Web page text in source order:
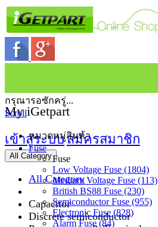
My iGetpart
เข้าสู่ระบบสมัครสมาชิก
All Category
All Category
Capacitor
Discrete semiconductor
กรุณารอซักครู่...
Scroll
หมวดหมู่สินค้า
Fuse
Fuse
Low Voltage Fuse (1804)
Medium Voltage Fuse (113)
British BS88 Fuse (230)
Semiconductor Fuse (955)
Electronic Fuse (828)
Alarm Fuse (84)